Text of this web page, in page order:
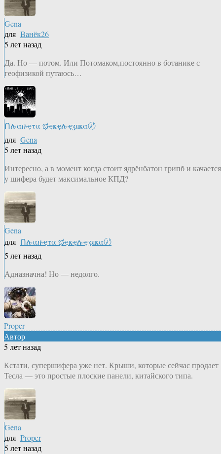
Gena
для Ванёк26
5 лет назад
Да. Но — потом. Или Потомаком,постоянно в ботанике с
геофизикой путаюсь…
Ոሉαዙҿτα ಭҿҝҿሉҿʓяҝα〄
для Gena
5 лет назад
Интересно, а в момент когда стоит ядрёнбатон грипб и
у шифера будет максимальное КПД?
Gena
для Ոሉαዙҿτα ಭҿҝҿሉҿʓяҝα〄
5 лет назад
Адназначна! Но — недолго.
Proper
Автор
5 лет назад
Кстати, супершифера уже нет. Крыши, которые сейчас продает
Тесла — это простые плоские панели, китайского типа.
Gena
для Proper
5 лет назад